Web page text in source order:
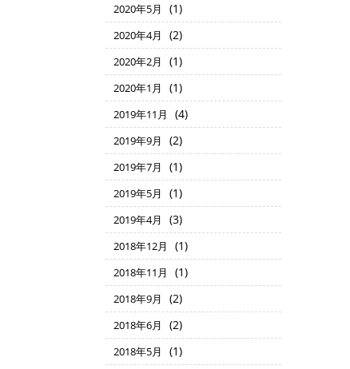
2020年5月 (1)
2020年4月 (2)
2020年2月 (1)
2020年1月 (1)
2019年11月 (4)
2019年9月 (2)
2019年7月 (1)
2019年5月 (1)
2019年4月 (3)
2018年12月 (1)
2018年11月 (1)
2018年9月 (2)
2018年6月 (2)
2018年5月 (1)